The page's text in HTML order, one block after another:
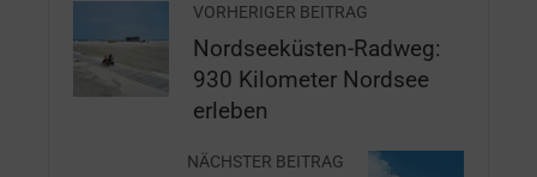
VORHERIGER BEITRAG
Nordseeküsten-Radweg:
930 Kilometer Nordsee
erleben
NÄCHSTER BEITRAG